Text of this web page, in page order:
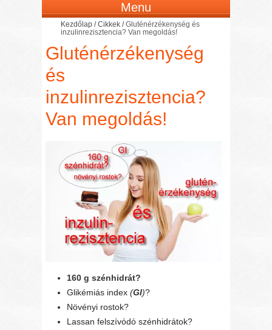
Menu
Kezdőlap /Cikkek /Gluténérzékenység és
inzulinrezisztencia? Van megoldás!
Gluténérzékenység
és
inzulinrezisztencia?
Van megoldás!
160 g szénhidrát?
Glikémiás index(GI)?
Növényi rostok?
Lassan felszívódó szénhidrátok?